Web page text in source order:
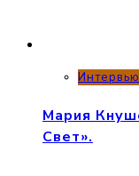
Интервью
Мария
Свет».